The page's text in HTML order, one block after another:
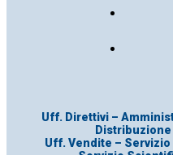
Uff. Direttivi –
Distribuzione
Uff. Vendite – Servizio